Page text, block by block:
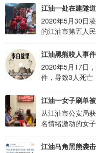
江油一处在建隧
2020年5月30日
的江油市第五人
江油黑熊咬人事
2020年5月17日
件，导致3人死
江油一女子刷单
从江油市公安局
名情绪激动的女
江油马角黑熊袭